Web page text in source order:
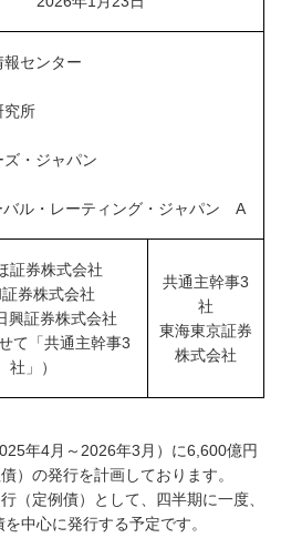
資情報センター
格付研究所
ィーズ・ジャパン
バル・レーティング・ジャパン A
証券株式会社
券株式会社
興証券株式会社
て「共通主幹事3
社」）
共通主幹事3
社
東海東京証券
株式会社
年4月～2026年3月）に6,600億円
）の発行を計画しております。
（定例債）として、四半期に一度、
中心に発行する予定です。